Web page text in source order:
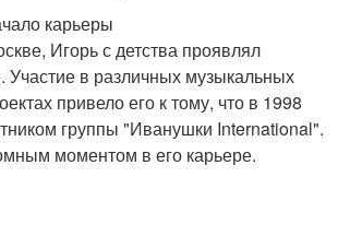
карьеры
Игорь с детства проявлял
Участие в различных музыкальных
привело его к тому, что в 1998
группы "Иванушки International".
моментом в его карьере.